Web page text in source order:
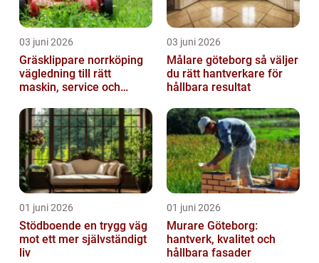
03 juni 2026
Gräsklippare norrköping
vägledning till rätt
maskin, service och
03 juni 2026
Målare göteborg så väljer
du rätt hantverkare för
hållbara resultat
01 juni 2026
Stödboende en trygg väg
mot ett mer självständigt
liv
01 juni 2026
Murare Göteborg:
hantverk, kvalitet och
hållbara fasader